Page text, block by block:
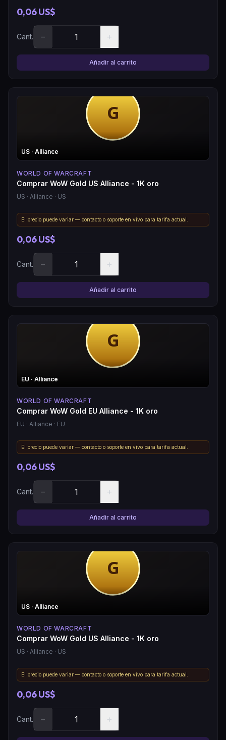
0,06 US$
Cant. − +
Añadir al carrito
US · Alliance
WORLD OF WARCRAFT
Comprar WoW Gold US Alliance - 1K oro
US · Alliance · US
El precio puede variar — contacto o soporte en vivo para tarifa actual.
0,06 US$
Cant. − +
Añadir al carrito
EU · Alliance
WORLD OF WARCRAFT
Comprar WoW Gold EU Alliance - 1K oro
EU · Alliance · EU
El precio puede variar — contacto o soporte en vivo para tarifa actual.
0,06 US$
Cant. − +
Añadir al carrito
US · Alliance
WORLD OF WARCRAFT
Comprar WoW Gold US Alliance - 1K oro
US · Alliance · US
El precio puede variar — contacto o soporte en vivo para tarifa actual.
0,06 US$
Cant. − +